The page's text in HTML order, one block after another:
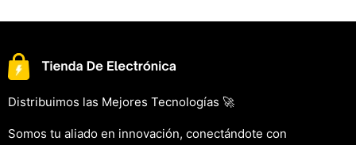
Distribuimos las Mejores Tecnologías 🚀
Somos tu aliado en innovación, conectándote con